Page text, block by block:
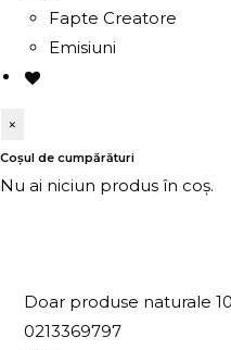
Fapte Creatore
Emisiuni
×
Coșul de cumpărături
Nu ai niciun produs în coș.
Doar produse naturale
0213369797